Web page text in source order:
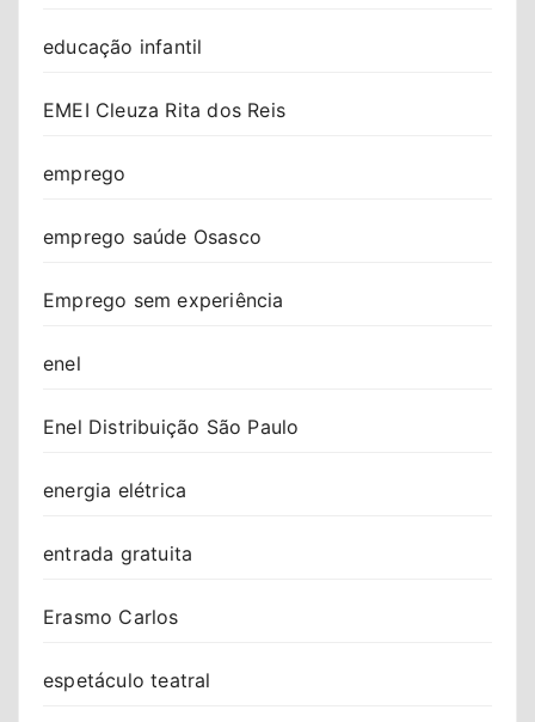
educação infantil
EMEI Cleuza Rita dos Reis
emprego
emprego saúde Osasco
Emprego sem experiência
enel
Enel Distribuição São Paulo
energia elétrica
entrada gratuita
Erasmo Carlos
espetáculo teatral